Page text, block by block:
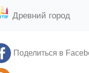
Древний город
Поделиться в